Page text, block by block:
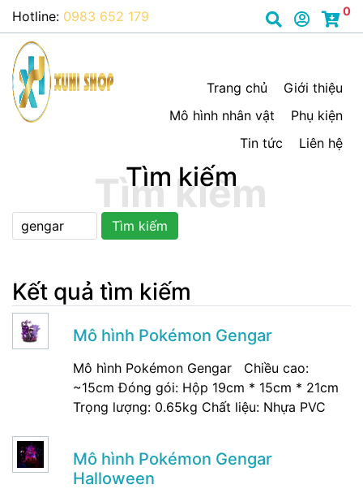
Hotline: 0983 652 179 0
Trang chủ
Giới thiệu
Mô hình nhân vật
Phụ kiện
Tin tức
Liên hệ
Tìm kiếm
Tìm kiếm
Kết quả tìm kiếm
Mô hình Pokémon Gengar
Mô hình Pokémon Gengar Chiều cao:
~15cm Đóng gói: Hộp 19cm * 15cm * 21cm
Trọng lượng: 0.65kg Chất liệu: Nhựa PVC
Mô hình Pokémon Gengar
Halloween